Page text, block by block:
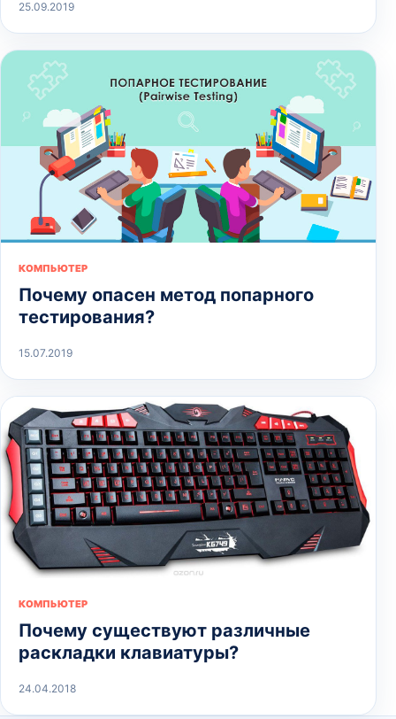
25.09.2019
КОМПЬЮТЕР
Почему опасен метод попарного
тестирования?
15.07.2019
КОМПЬЮТЕР
Почему существуют различные
раскладки клавиатуры?
24.04.2018